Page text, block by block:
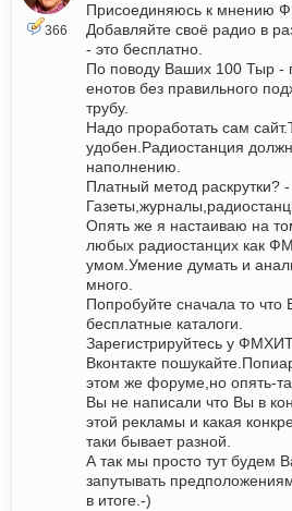
366
Присоединяюсь к мнению
Добавляйте своё радио в
- это бесплатно.
По поводу Ваших 100 Тыр -
енотов без правильного
трубу.
Надо проработать сам
удобен.Радиостанция
наполнению.
Платный метод раскрутки? -
Опять же я настаиваю на
любых радиостанцих как
умом.Умение думать и
много.
Попробуйте сначала то что
бесплатные каталоги.
Зарегистрируйтесь у
Вконтакте
этом же форуме,но опять-
Вы не написали что Вы в
этой рекламы и какая
таки бывает разной.
А так мы просто тут будем
запутывать
в итоге.-)